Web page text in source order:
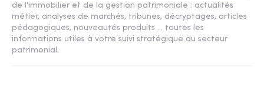
de l'immobilier et de la gestion patrimoniale : actualités
métier, analyses de marchés, tribunes, décryptages, articles
pédagogiques, nouveautés produits ... toutes les
informations utiles à votre suivi stratégique du secteur
patrimonial.